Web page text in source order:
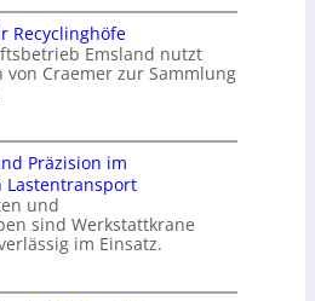
Recyclinghöfe
Emsland nutzt
von Craemer zur Sammlung
Präzision im
und
sind Werkstattkrane
im Einsatz.